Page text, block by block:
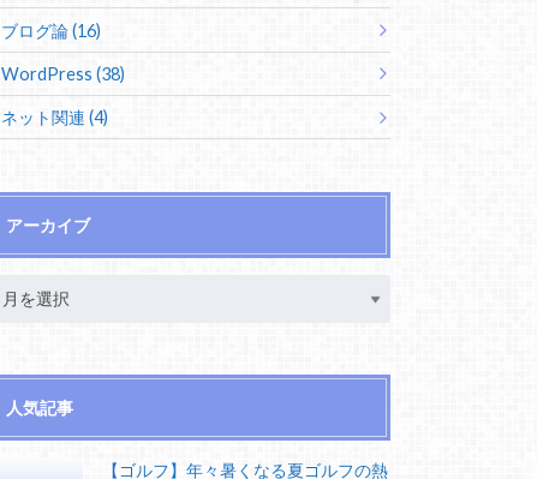
ブログ論 (16)
WordPress (38)
ネット関連 (4)
アーカイブ
人気記事
【ゴルフ】年々暑くなる夏ゴルフの熱